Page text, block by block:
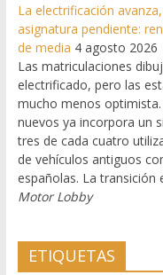
La electrificación
asignatura pendiente:
de media 4 agosto 2026
Las matriculaciones
electrificado, pero las
mucho menos
nuevos ya incorpora un
tres de cada cuatro
de vehículos antiguos
españolas. La transición
Motor Lobby
ETIQUETAS